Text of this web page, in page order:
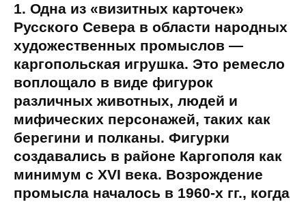
1. Одна из «визитных карточек»
Русского Севера в области народных
художественных промыслов —
каргопольская игрушка. Это ремесло
воплощало в виде фигурок
различных животных, людей и
мифических персонажей, таких как
берегини и полканы. Фигурки
создавались в районе Каргополя как
минимум с XVI века. Возрождение
промысла началось в 1960-х гг., когда